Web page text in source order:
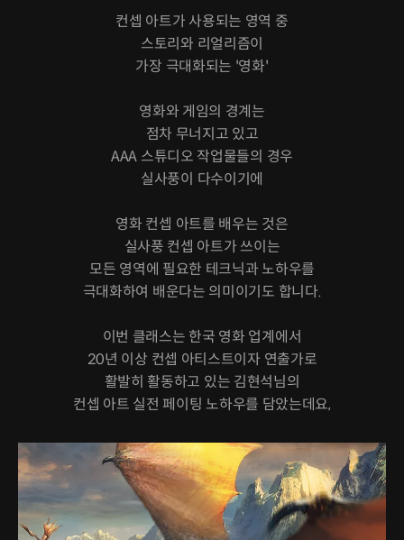
컨셉 아트가 사용되는 영역 중
스토리와 리얼리즘이
가장 극대화되는 '영화'
영화와 게임의 경계는
점차 무너지고 있고
AAA 스튜디오 작업물들의 경우
실사풍이 다수이기에
영화 컨셉 아트를 배우는 것은
실사풍 컨셉 아트가 쓰이는
모든 영역에 필요한 테크닉과 노하우를
극대화하여 배운다는 의미이기도 합니다.
이번 클래스는 한국 영화 업계에서
20년 이상 컨셉 아티스트이자 연출가로
활발히 활동하고 있는 김현석님의
컨셉 아트 실전 페이팅 노하우를 담았는데요,